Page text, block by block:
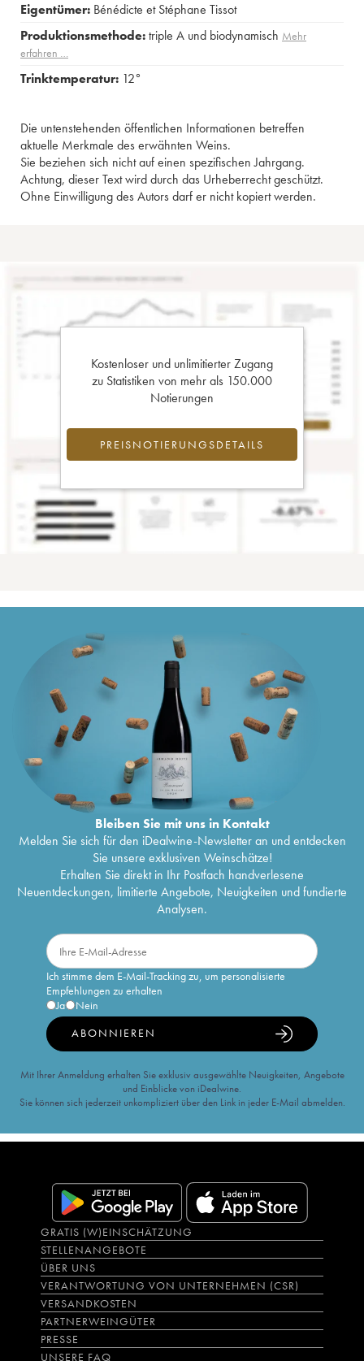
Eigentümer: Bénédicte et Stéphane Tissot
Produktionsmethode:triple A und biodynamisch Mehr
erfahren …
Trinktemperatur: 12°
Die untenstehenden öffentlichen Informationen betreffen
aktuelle Merkmale des erwähnten Weins.
Sie beziehen sich nicht auf einen spezifischen Jahrgang.
Achtung, dieser Text wird durch das Urheberrecht geschützt.
Ohne Einwilligung des Autors darf er nicht kopiert werden.
Kostenloser und unlimitierter Zugang
zu Statistiken von mehr als 150.000
Notierungen
PREISNOTIERUNGSDETAILS
Bleiben Sie mit uns in Kontakt
Melden Sie sich für den iDealwine-Newsletter an und entdecken
Sie unsere exklusiven Weinschätze!
Erhalten Sie direkt in Ihr Postfach handverlesene
Neuentdeckungen, limitierte Angebote, Neuigkeiten und fundierte
Analysen.
Ich stimme dem E-Mail-Tracking zu, um personalisierte
Empfehlungen zu erhalten
Ja
Nein
ABONNIEREN
Mit Ihrer Anmeldung erhalten Sie exklusiv ausgewählte Neuigkeiten, Angebote
und Einblicke von iDealwine.
Sie können sich jederzeit unkompliziert über den Link in jeder E-Mail abmelden.
GRATIS (W)EINSCHÄTZUNG
STELLENANGEBOTE
ÜBER UNS
VERANTWORTUNG VON UNTERNEHMEN (CSR)
VERSANDKOSTEN
PARTNERWEINGÜTER
PRESSE
UNSERE FAQ